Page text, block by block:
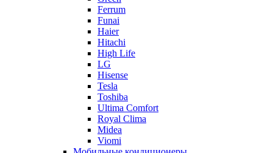
Ferrum
Funai
Haier
Hitachi
High Life
LG
Hisense
Tesla
Toshiba
Ultima Comfort
Royal Clima
Midea
Viomi